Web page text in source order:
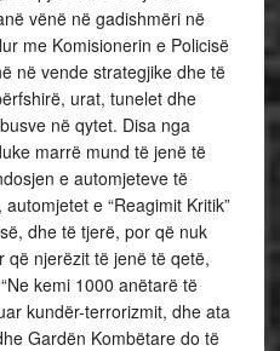
vënë në gadishmëri në
me Komisionerin e Policisë
në vende strategjike dhe të
urat, tunelet dhe
në qytet. Disa nga
marrë mund të jenë të
e automjeteve të
e “Reagimit Kritik”
dhe të tjerë, por që nuk
që njerëzit të jenë të qetë,
kemi 1000 anëtarë të
kundër-terrorizmit, dhe ata
Gardën Kombëtare do të